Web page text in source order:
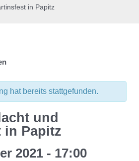
in Papitz
hat bereits stattgefunden.
und
in Papitz
2021 - 17:00